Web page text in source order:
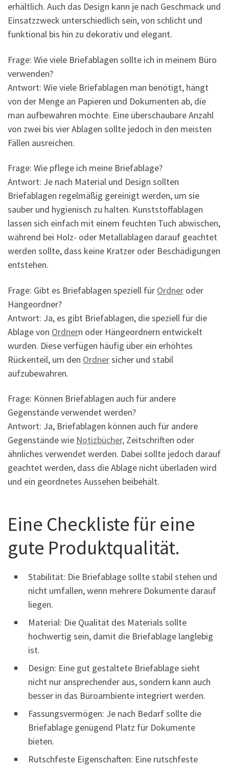
erhältlich. Auch das Design kann je nach Geschmack und
Einsatzzweck unterschiedlich sein, von schlicht und
funktional bis hin zu dekorativ und elegant.
Frage: Wie viele Briefablagen sollte ich in meinem Büro
verwenden?
Antwort: Wie viele Briefablagen man benötigt, hängt
von der Menge an Papieren und Dokumenten ab, die
man aufbewahren möchte. Eine überschaubare Anzahl
von zwei bis vier Ablagen sollte jedoch in den meisten
Fällen ausreichen.
Frage: Wie pflege ich meine Briefablage?
Antwort: Je nach Material und Design sollten
Briefablagen regelmäßig gereinigt werden, um sie
sauber und hygienisch zu halten. Kunststoffablagen
lassen sich einfach mit einem feuchten Tuch abwischen,
während bei Holz- oder Metallablagen darauf geachtet
werden sollte, dass keine Kratzer oder Beschädigungen
entstehen.
Frage: Gibt es Briefablagen speziell für Ordner oder
Hängeordner?
Antwort: Ja, es gibt Briefablagen, die speziell für die
Ablage von Ordnern oder Hängeordnern entwickelt
wurden. Diese verfügen häufig über ein erhöhtes
Rückenteil, um den Ordnersicher und stabil
aufzubewahren.
Frage: Können Briefablagen auch für andere
Gegenstände verwendet werden?
Antwort: Ja, Briefablagen können auch für andere
Gegenstände wie Notizbücher, Zeitschriften oder
ähnliches verwendet werden. Dabei sollte jedoch darauf
geachtet werden, dass die Ablage nicht überladen wird
und ein geordnetes Aussehen beibehält.
Eine Checkliste für eine
gute Produktqualität.
Stabilität: Die Briefablage sollte stabil stehen und
nicht umfallen, wenn mehrere Dokumente darauf
liegen.
Material: Die Qualität des Materials sollte
hochwertig sein, damit die Briefablage langlebig
ist.
Design: Eine gut gestaltete Briefablage sieht
nicht nur ansprechender aus, sondern kann auch
besser in das Büroambiente integriert werden.
Fassungsvermögen: Je nach Bedarf sollte die
Briefablage genügend Platz für Dokumente
bieten.
Rutschfeste Eigenschaften: Eine rutschfeste